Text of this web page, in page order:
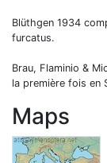
Blüthgen 1934
furcatus.
Brau, Flaminio &
la première fois en
Maps